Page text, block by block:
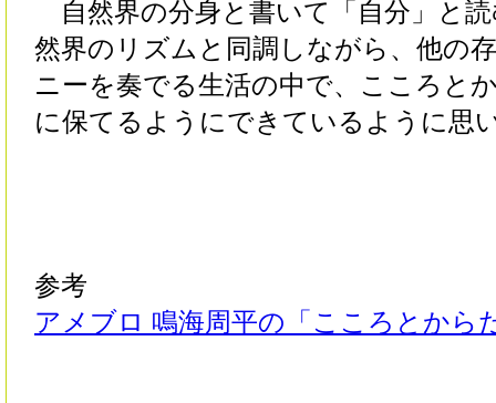
自然界の分身と書いて「自分」と
然界のリズムと同調しながら、他の
ニーを奏でる生活の中で、こころと
に保てるようにできているように思
参考
アメブロ 鳴海周平の「こころとから